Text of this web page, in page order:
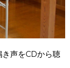
声をCDから聴